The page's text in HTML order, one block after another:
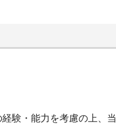
験・能力を考慮の上、当